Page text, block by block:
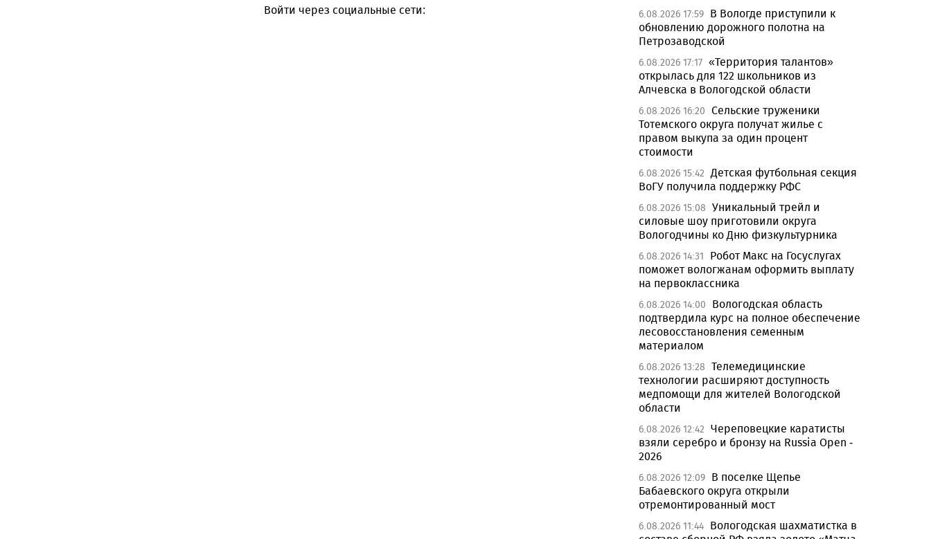
Войти через социальные сети: 6.08.2026 17:59 В Вологде приступили к
обновлению дорожного полотна на
Петрозаводской
6.08.2026 17:17 «Территория талантов»
открылась для 122 школьников из
Алчевска в Вологодской области
6.08.2026 16:20 Сельские труженики
Тотемского округа получат жилье с
правом выкупа за один процент
стоимости
6.08.2026 15:42 Детская футбольная секция
ВоГУ получила поддержку РФС
6.08.2026 15:08 Уникальный трейл и
силовые шоу приготовили округа
Вологодчины ко Дню физкультурника
6.08.2026 14:31
Робот Макс на Госуслугах
поможет вологжанам оформить выплату
на первоклассника
6.08.2026 14:00
Вологодская область
подтвердила курс на полное обеспечение
лесовосстановления семенным
материалом
6.08.2026 13:28 Телемедицинские
технологии расширяют доступность
медпомощи для жителей Вологодской
области
6.08.2026 12:42 Череповецкие каратисты
взяли серебро и бронзу на Russia Open -
2026
6.08.2026 12:09 В поселке Щепье
Бабаевского округа открыли
отремонтированный мост
6.08.2026 11:44 Вологодская шахматистка в